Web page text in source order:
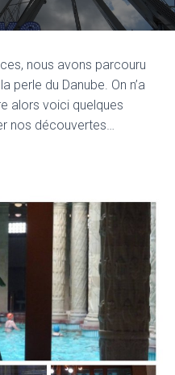
nous avons parcouru
perle du Danube. On n’a
alors voici quelques
nos découvertes…